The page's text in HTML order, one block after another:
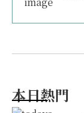
本日熱門